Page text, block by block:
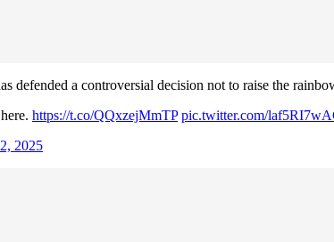
defended a controversial decision not to raise the
https://t.co/QQxzejMmTP pic.twitter.com/
2025